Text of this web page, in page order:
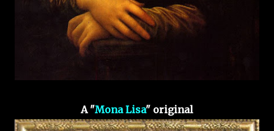
A "Mona Lisa" original